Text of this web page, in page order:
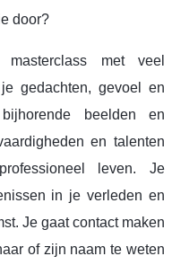
door?
met veel
gedachten, gevoel en
beelden en
en talenten
leven. Je
in je verleden en
Je gaat contact maken
of zijn naam te weten